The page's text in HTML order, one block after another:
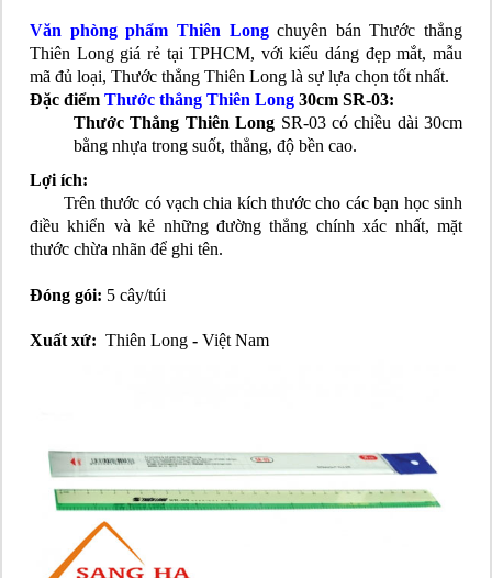
Văn phòng phẩm Thiên Longchuyên bán Thước thẳng
Thiên Long giá rẻ tại TPHCM, với kiểu dáng đẹp mắt, mẫu
mã đủ loại, Thước thẳng Thiên Long là sự lựa chọn tốt nhất.
Đặc điểm Thước thẳng Thiên Long 30cm SR-03:
Thước Thẳng Thiên Long SR-03 có chiều dài 30cm
bằng nhựa trong suốt, thẳng, độ bền cao.
Lợi ích:
Trên thước có vạch chia kích thước cho các bạn học sinh
điều khiển và kẻ những đường thẳng chính xác nhất, mặt
thước chừa nhãn để ghi tên.
Đóng gói: 5 cây/túi
Xuất xứ: Thiên Long - Việt Nam